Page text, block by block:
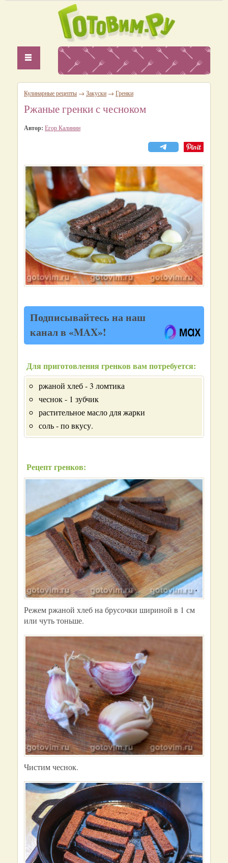
Кулинарные рецепты → Закуски → Гренки
Ржаные гренки с чесноком
Автор: Егор Калинин
Подписывайтесь на наш
канал в «MAX»!
Для приготовления гренков вам потребуется:
ржаной хлеб - 3 ломтика
чеснок - 1 зубчик
растительное масло для жарки
соль - по вкусу.
Рецепт гренков:
Режем ржаной хлеб на брусочки шириной в 1 см
или чуть тоньше.
Чистим чеснок.